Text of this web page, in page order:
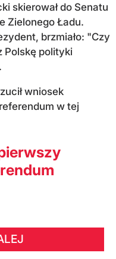
skierował do Senatu
Zielonego Ładu.
brzmiało: "Czy
Polskę polityki
wniosek
w tej